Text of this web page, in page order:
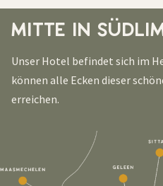
MITTE IN
Unser Hotel befindet sich im
können alle Ecken dieser
erreichen.